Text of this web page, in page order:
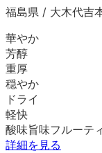
福島県 / 大木代吉
華やか
芳醇
重厚
穏やか
ドライ
軽快
酸味旨味フルーテ
詳細を見る